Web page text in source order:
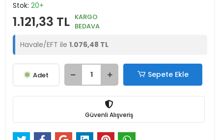
Stok: 20+
1.121,33 TL KARGO
BEDAVA
Havale/EFT ile 1.076,48 TL
Adet Sepete Ekle
Güvenli Alışveriş